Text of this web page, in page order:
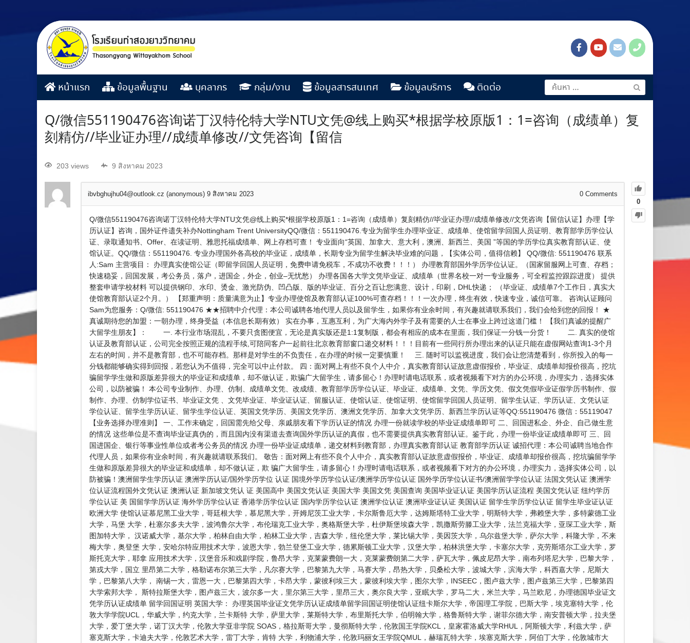
หน้าแรก ข้อมูลพื้นฐาน บุคลากร กลุ่ม/งาน ข้อมูลสารสนเทศ ข้อมูลบริการ ติดต่อ
Q/微信551190476咨询诺丁汉特伦特大学NTU文凭@线上购买*根据学校原版1：1=咨询（成绩单）复
刻精仿//毕业证办理//成绩单修改//文凭咨询【留信
203 views 9 สิงหาคม 2023
0
ibvbghujhu04@outlook.cz (anonymous) 9 สิงหาคม 2023 0 Comments
Q/微信551190476咨询诺丁汉特伦特大学NTU文凭@线上购买*根据学校原版1：1=咨询（成绩单）复刻精仿//毕业证办理//成绩单修改//文凭咨询【留信认证】办理【学
历认证】咨询，国外证件遗失补办Nottingham Trent UniversityQQ/微信：551190476.专业为留学生办理毕业证、成绩单、使馆留学回国人员证明、教育部学历学位认
证、录取通知书、Offer、在读证明、雅思托福成绩单、网上存档可查！ 专业面向“英国、加拿大、意大利，澳洲、新西兰、美国 ”等国的学历学位真实教育部认证、使
馆认证。QQ/微信：551190476. 专业办理国外各高校的毕业证，成绩单，长期专业为留学生解决毕业难的问题，【实体公司，值得信赖】 QQ/微信: 551190476 联系
人:Sam 主营项目： 办理真实使馆公证（即留学回国人员证明，免费申请免税车，不成功不收费！！！） 办理教育部国外学历学位认证。（国家留服网上可查、存档；
快速稳妥，回国发展，考公务员，落户，进国企，外企，创业–无忧愁） 办理各国各大学文凭毕业证、成绩单（世界名校一对一专业服务，可全程监控跟踪进度） 提供
整套申请学校材料 可以提供钢印、水印、烫金、激光防伪、凹凸版、版的毕业证、百分之百让您满意、设计，印刷，DHL快递； （毕业证、成绩单7个工作日，真实大
使馆教育部认证2个月。） 【郑重声明：质量满意为止】专业办理使馆及教育部认证100%可查存档！！！一次办理，终生有效，快速专业，诚信可靠。 咨询认证顾问
Sam为您服务：Q/微信: 551190476 ★★招聘中介代理：本公司诚聘各地代理人员以及留学生，如果你有业余时间，有兴趣就请联系我们，我们会给到您的回报！ ★
真诚期待您的加盟：一朝办理，终身受益（本信息长期有效） 实在办事，互惠互利，为广大海内外学子及有需要的人士在事业上跨过这道门槛！ 【我们真诚的提醒广
大留学生朋友】： 一. 本行业市场混乱，不要只贪图便宜，无论是真实版还是1:1复制版，都会有相应的成本在里面，我们保证一分钱一分货！ 二. 真实的使馆
认证及教育部认证，公司完全按照正规的流程手续,可陪同客户一起前往北京教育部窗口递交材料！！！目前有一些同行所办理出来的认证只能在虚假网站查询1-3个月
左右的时间，并不是教育部，也不可能存档。那样是对学生的不负责任，在办理的时候一定要慎重！ 三. 随时可以监视进度，我们会让您清楚看到，你所投入的每一
分钱都能够确实得到回报，若您认为不值得，完全可以中止付款。 四：面对网上有些不良个人中介，真实教育部认证故意虚假报价，毕业证、成绩单却报价很高，挖坑
骗留学学生做和原版差异很大的毕业证和成绩单，却不做认证，欺骗广大留学生，请多留心！办理时请电话联系，或者视频看下对方的办公环境，办理实力，选择实体
公司，以防被骗！ 本公司专业制作、办理、仿制、成绩单文凭、改成绩、教育部学历学位认证、毕业证、成绩单、文凭、学历文凭、假文凭假毕业证假学历书制作、假
制作、办理、仿制学位证书、毕业证文凭 、文凭毕业证、毕业证认证、留服认证、使馆认证、使馆证明、使馆留学回国人员证明、留学生认证、学历认证、文凭认证
学位认证、留学生学历认证、留学生学位认证、英国文凭学历、美国文凭学历、澳洲文凭学历、加拿大文凭学历、新西兰学历认证等QQ:551190476 微信：55119047
【业务选择办理准则】 一、工作未确定，回国需先给父母、亲戚朋友看下学历认证的情况 办理一份就读学校的毕业证成绩单即可 二、回国进私企、外企、自己做生意
的情况 这些单位是不查询毕业证真伪的，而且国内没有渠道去查询国外学历认证的真假，也不需要提供真实教育部认证。鉴于此，办理一份毕业证成绩单即可 三、回
国进国企、银行等事业性单位或者考公务员的情况 办理一份毕业证成绩单，递交材料到教育部，办理真实教育部认证 教育部学历认证 诚招代理：本公司诚聘当地合作
代理人员，如果你有业余时间，有兴趣就请联系我们。 敬告：面对网上有些不良个人中介，真实教育部认证故意虚假报价，毕业证、成绩单却报价很高，挖坑骗留学学
生做和原版差异很大的毕业证和成绩单，却不做认证，欺 骗广大留学生，请多留心！办理时请电话联系，或者视频看下对方的办公环境，办理实力，选择实体公司，以
防被骗！澳洲留学生学历认证 澳洲学历认证/国外学历学位 认证 国境外学历学位认证/澳洲学历学位认证 国外学历学位认证书/澳洲留学学位认证 法国文凭认证 澳洲学
位认证流程国外文凭认证 澳洲认证 新加坡文凭认 证 美国高中 美国文凭认证 美国大学 美国文凭 美国查询 美国毕业证认证 美国学历认证流程 美国文凭认证 纽约学历
学位认证 美 国留学学历认证 海外学历学位认证 香港学历学位认证 国内学历学位认证 澳洲学位认证 澳洲毕业证认证 美国认证 留学生学历学位认证 留学生毕业证认证
欧洲大学 使馆认证慕尼黑工业大学，哥廷根大学，慕尼黑大学，开姆尼茨工业大学，卡尔斯鲁厄大学，达姆斯塔特工业大学，明斯特大学，弗赖堡大学，多特蒙德工业
大学，马堡 大学，杜塞尔多夫大学，波鸿鲁尔大学，布伦瑞克工业大学，奥格斯堡大学，杜伊斯堡埃森大学，凯撒斯劳滕工业大学，法兰克福大学，亚琛工业大学，斯
图加特大学， 汉诺威大学，基尔大学，柏林自由大学，柏林工业大学，吉森大学，纽伦堡大学，莱比锡大学，美因茨大学，乌尔兹堡大学，萨尔大学，科隆大学，不来
梅大学，奥登堡 大学，安哈尔特应用技术大学，波恩大学，勃兰登堡工业大学，德累斯顿工业大学，汉堡大学，柏林洪堡大学，卡塞尔大学，克劳斯塔尔工业大学，罗
斯托克大学，耶拿 应用技术大学，汉堡音乐和戏剧学院，鲁昂大学，克莱蒙费朗一大，克莱蒙费朗第二大学，萨瓦大学，佩皮尼昂大学，南布列塔尼大学，巴黎大学，
第戎大学，国立 里昂第二大学，格勒诺布尔第三大学，凡尔赛大学，巴黎第九大学，马赛大学，昂热大学，贝桑松大学，波城大学，滨海大学，科西嘉大学，尼斯大
学，巴黎第八大学， 南锡一大，雷恩一大，巴黎第四大学，卡昂大学，蒙彼利埃三大，蒙彼利埃大学，图尔大学，INSEEC，图卢兹大学，图卢兹第三大学，巴黎第四
大学索邦大学， 斯特拉斯堡大学，图卢兹三大，波尔多一大，里尔第三大学，里昂三大，奥尔良大学，亚眠大学，罗马二大，米兰大学，马兰欧尼，办理德国毕业证文
凭学历认证成绩单 留学回国证明 英国大学： 办理英国毕业证文凭学历认证成绩单留学回国证明使馆认证纽卡斯尔大学，帝国理工学院，巴斯大学，埃克塞特大学，伦
敦大学学院UCL，华威大学，约克大学，兰卡斯特 大学，萨里大学，莱斯特大学，布里斯托大学，伯明翰大学，格鲁斯特大学，谢菲尔德大学，南安普顿大学，拉夫堡
大学，爱丁堡大学，诺丁汉大学，伦敦大学亚非学院 SOAS，格拉斯哥大学，曼彻斯特大学，伦敦国王学院KCL，皇家霍洛威大学RHUL，阿斯顿大学，利兹大学，萨
塞克斯大学，卡迪夫大学，伦敦艺术大学，雷丁大学，肯特 大学，利物浦大学，伦敦玛丽女王学院QMUL，赫瑞瓦特大学，埃塞克斯大学，阿伯丁大学，伦敦城市大